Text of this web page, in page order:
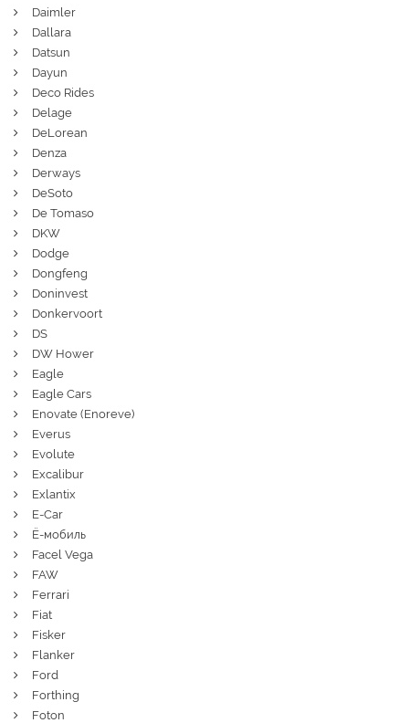
Daimler
Dallara
Datsun
Dayun
Deco Rides
Delage
DeLorean
Denza
Derways
DeSoto
De Tomaso
DKW
Dodge
Dongfeng
Doninvest
Donkervoort
DS
DW Hower
Eagle
Eagle Cars
Enovate (Enoreve)
Everus
Evolute
Excalibur
Exlantix
E-Car
Ё-мобиль
Facel Vega
FAW
Ferrari
Fiat
Fisker
Flanker
Ford
Forthing
Foton